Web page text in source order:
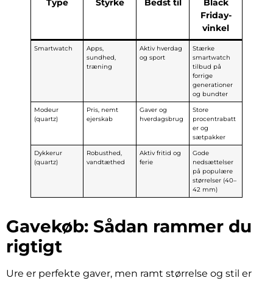
Type Styrke Bedst til
Black
Friday-
vinkel
Smartwatch
Apps,
sundhed,
træning
Aktiv hverdag
og sport
Stærke
smartwatch
tilbud på
forrige
generationer
og bundter
Modeur
(quartz)
Pris, nemt
ejerskab
Gaver og
hverdagsbrug
Store
procentrabatt
er og
sætpakker
Dykkerur
(quartz)
Robusthed,
vandtæthed
Aktiv fritid og
ferie
Gode
nedsættelser
på populære
størrelser (40–
42 mm)
Gavekøb: Sådan rammer du
rigtigt
Ure er perfekte gaver, men ramt størrelse og stil er